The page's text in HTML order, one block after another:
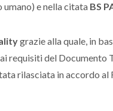
umano) e nella citata BS
grazie alla quale, in
requisiti del Documento
rilasciata in accordo